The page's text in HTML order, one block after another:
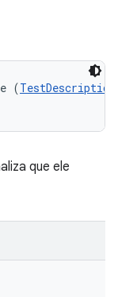
(TestDescription
que ele